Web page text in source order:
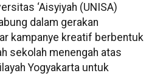
‘Aisyiyah (UNISA)
dalam gerakan
kampanye kreatif berbentuk
sekolah menengah atas
Yogyakarta untuk